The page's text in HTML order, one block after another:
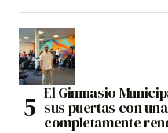
El Gimnasio
sus puertas con
completamente